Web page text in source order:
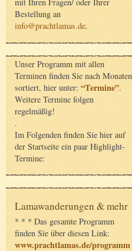
Bestellung an
info@prachtlamas.de.
Unser Programm mit allen
Terminen finden Sie nach Monaten
sortiert, hier unter: “Termine”.
Weitere Termine folgen
regelmäßig!
.
Im Folgenden finden Sie hier auf
der Startseite ein paar Highlight-
Termine:
Lamawanderungen & mehr
* * * Das gesamte Programm
finden Sie über diesen Link:
www.prachtlamas.de/programm